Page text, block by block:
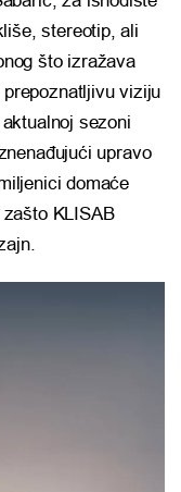
stereotip, ali
što izražava
viziju
sezoni
upravo
domaće
KLISAB